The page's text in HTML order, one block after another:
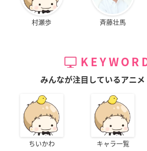
村瀬歩 斉藤壮馬
みんなが注目しているアニメ
ちいかわ キャラ一覧